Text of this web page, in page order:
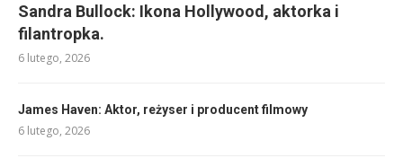
Sandra Bullock: Ikona Hollywood, aktorka i
filantropka.
6 lutego, 2026
James Haven: Aktor, reżyser i producent filmowy
6 lutego, 2026